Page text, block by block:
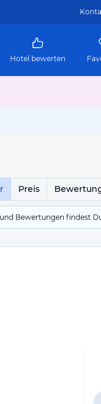
Hotel bewerten
Preis
Bewertungen findest